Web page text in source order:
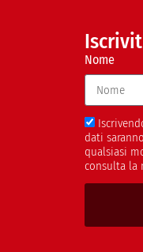
Nome
dati
qualsiasi
consulta la